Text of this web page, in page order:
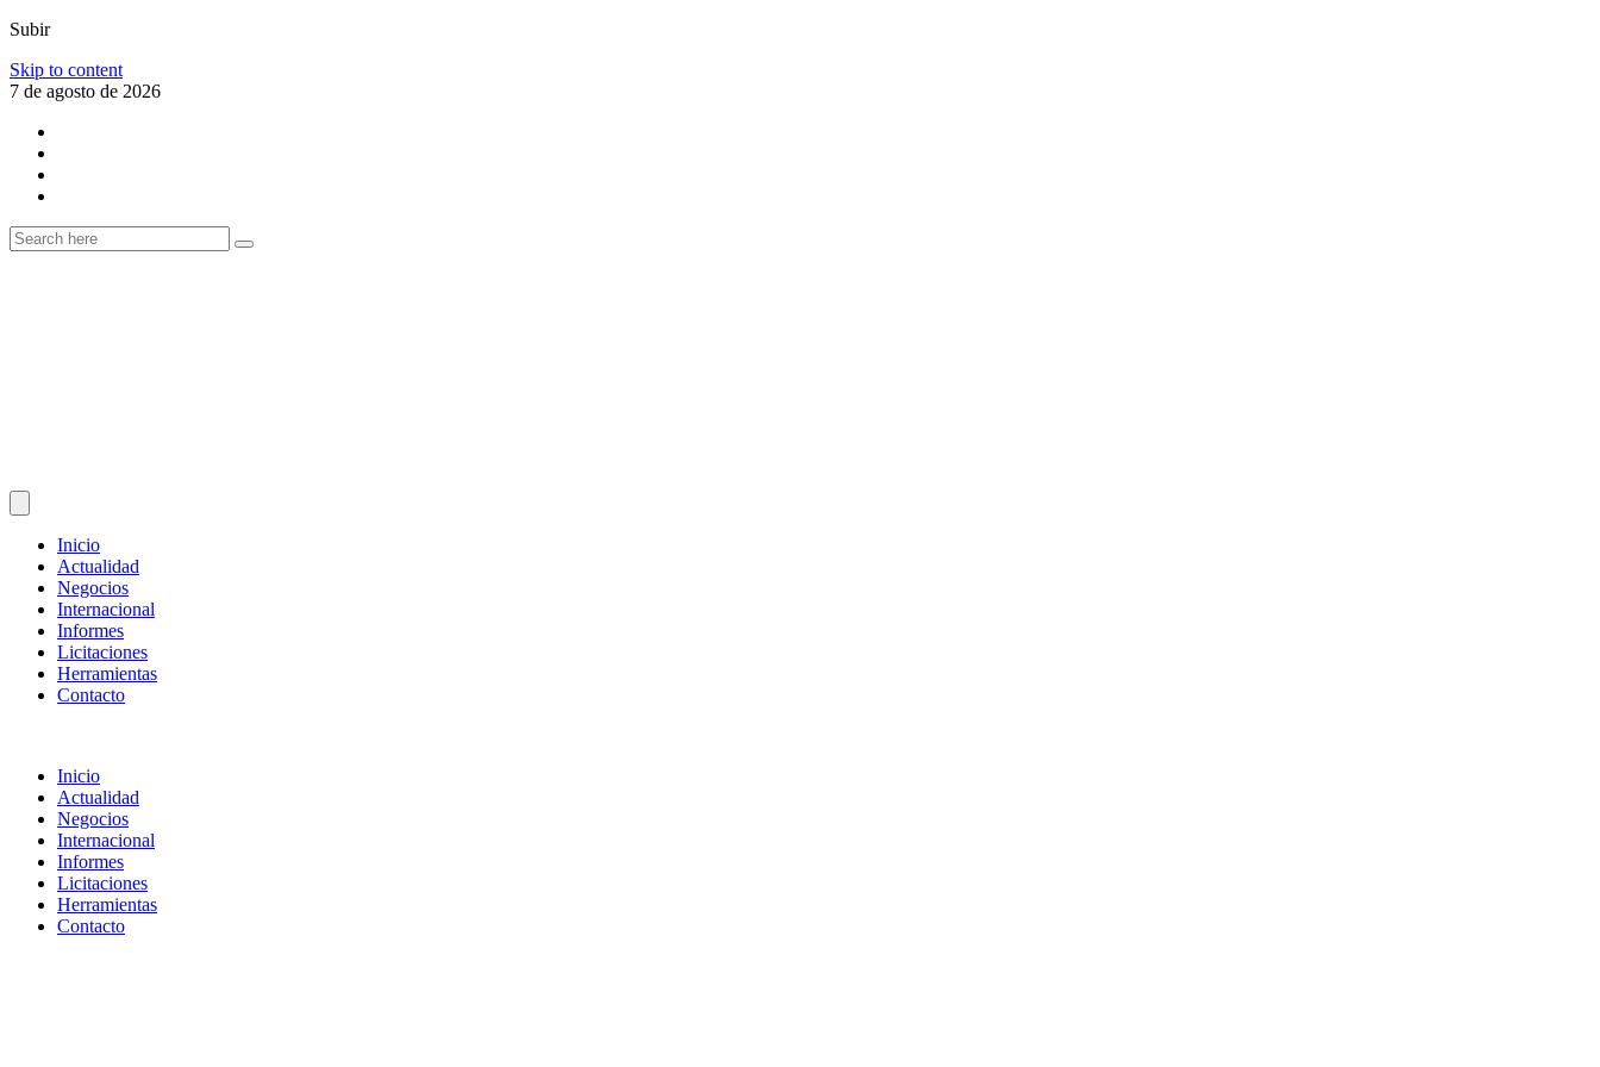
Subir
Skip to content
7 de agosto de 2026
Inicio
Actualidad
Negocios
Internacional
Informes
Licitaciones
Herramientas
Contacto
Inicio
Actualidad
Negocios
Internacional
Informes
Licitaciones
Herramientas
Contacto